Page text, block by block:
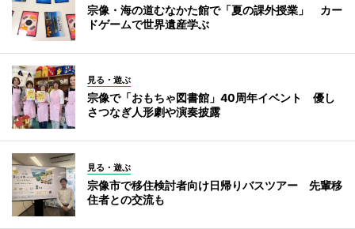
宗像・海の道むなかた館で「夏の課外授業」 カー
ドゲームで世界遺産学ぶ
見る・遊ぶ
宗像で「おもちゃ図書館」40周年イベント 優し
さつなぎ人形劇や演奏披露
見る・遊ぶ
宗像市で移住検討者向け日帰りバスツアー 先輩移
住者との交流も